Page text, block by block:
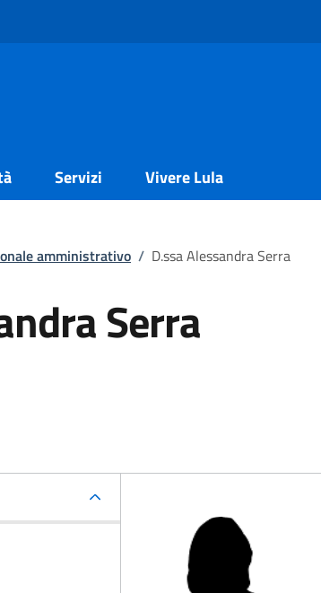
Servizi Vivere Lula
amministrativo / D.ssa Alessandra Serra
Serra